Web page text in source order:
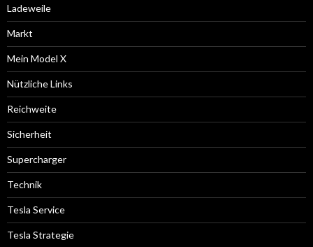
Ladeweile
Markt
Mein Model X
Nützliche Links
Reichweite
Sicherheit
Supercharger
Technik
Tesla Service
Tesla Strategie